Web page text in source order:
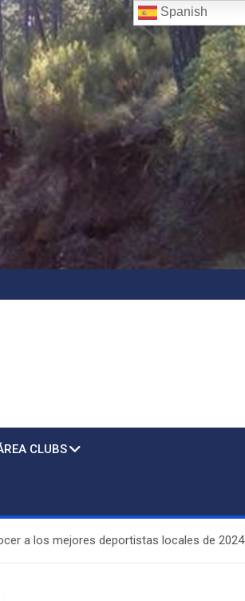
CLUBS
a los mejores deportistas locales de 2024
Spanish